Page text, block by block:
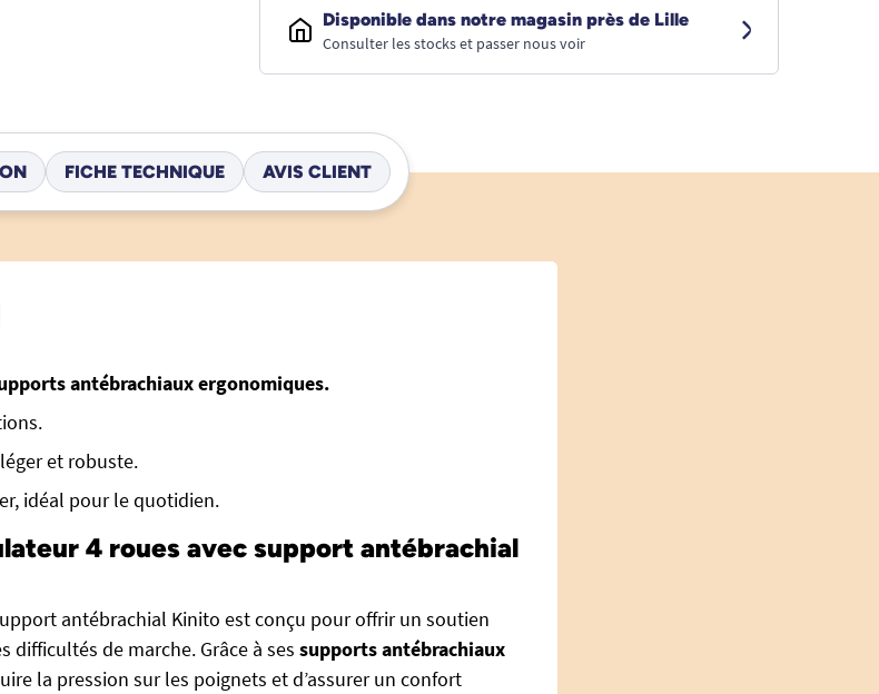
Disponible dans notre magasin près de Lille
Consulter les stocks et passer nous voir
FICHE TECHNIQUE AVIS CLIENT
antébrachiaux ergonomiques.
et robuste.
idéal pour le quotidien.
4 roues avec support antébrachial
antébrachial Kinito est conçu pour offrir un soutien
difficultés de marche. Grâce à ses supports antébrachiaux
la pression sur les poignets et d’assurer un confort